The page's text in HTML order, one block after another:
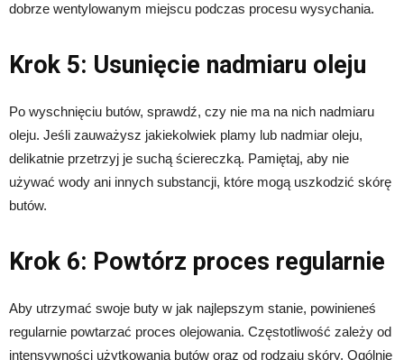
dobrze wentylowanym miejscu podczas procesu wysychania.
Krok 5: Usunięcie nadmiaru oleju
Po wyschnięciu butów, sprawdź, czy nie ma na nich nadmiaru
oleju. Jeśli zauważysz jakiekolwiek plamy lub nadmiar oleju,
delikatnie przetrzyj je suchą ściereczką. Pamiętaj, aby nie
używać wody ani innych substancji, które mogą uszkodzić skórę
butów.
Krok 6: Powtórz proces regularnie
Aby utrzymać swoje buty w jak najlepszym stanie, powinieneś
regularnie powtarzać proces olejowania. Częstotliwość zależy od
intensywności użytkowania butów oraz od rodzaju skóry. Ogólnie